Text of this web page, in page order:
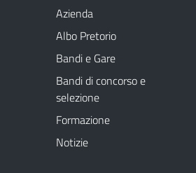
Azienda
Albo Pretorio
Bandi e Gare
Bandi di concorso e
selezione
Formazione
Notizie